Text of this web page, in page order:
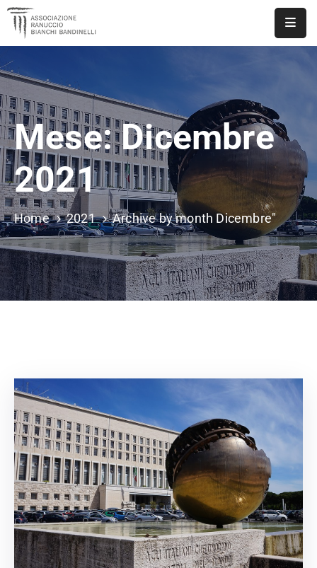
ASSOCIAZIONE
NOTIZIE
DOCUMENTI
EVENTI
PUBBLICAZIONI
CONTATTI
Mese:Dicembre
2021
Home 2021 Archive by month Dicembre"